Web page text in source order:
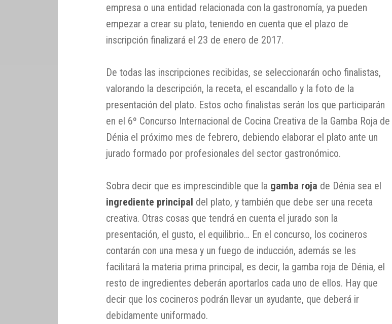
empresa o una entidad relacionada con la gastronomía, ya pueden
empezar a crear su plato, teniendo en cuenta que el plazo de
inscripción finalizará el 23 de enero de 2017.
De todas las inscripciones recibidas, se seleccionarán ocho finalistas,
valorando la descripción, la receta, el escandallo y la foto de la
presentación del plato. Estos ocho finalistas serán los que participarán
en el 6º Concurso Internacional de Cocina Creativa de la Gamba Roja de
Dénia el próximo mes de febrero, debiendo elaborar el plato ante un
jurado formado por profesionales del sector gastronómico.
Sobra decir que es imprescindible que la gamba roja de Dénia sea el
ingrediente principal del plato, y también que debe ser una receta
creativa. Otras cosas que tendrá en cuenta el jurado son la
presentación, el gusto, el equilibrio… En el concurso, los cocineros
contarán con una mesa y un fuego de inducción, además se les
facilitará la materia prima principal, es decir, la gamba roja de Dénia, el
resto de ingredientes deberán aportarlos cada uno de ellos. Hay que
decir que los cocineros podrán llevar un ayudante, que deberá ir
debidamente uniformado.